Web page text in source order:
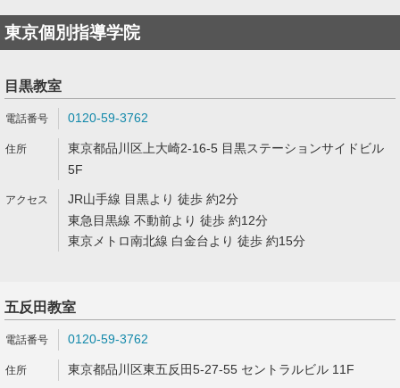
東京個別指導学院
目黒教室
0120-59-3762
東京都品川区上大崎2-16-5 目黒ステーションサイドビル
5F
JR山手線 目黒より 徒歩 約2分
東急目黒線 不動前より 徒歩 約12分
東京メトロ南北線 白金台より 徒歩 約15分
五反田教室
0120-59-3762
東京都品川区東五反田5-27-55 セントラルビル 11F